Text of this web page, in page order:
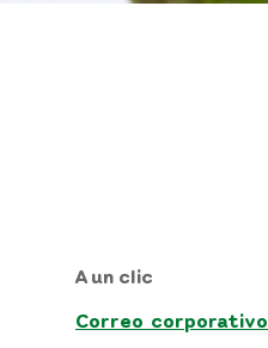
A un clic
Correo corporativo